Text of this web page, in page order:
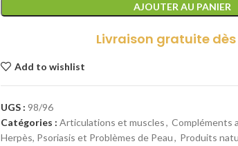
AJOUTER AU PANIER
Livraison gratuite
Add to wishlist
UGS : 98/96
Catégories : Articulations et muscles, Compléments
Herpès, Psoriasis et Problèmes de Peau, Produits